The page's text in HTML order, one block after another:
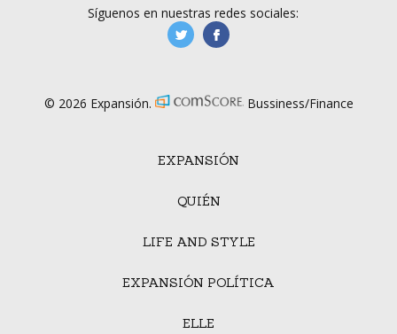
EXPANSIÓN
QUIÉN
LIFE AND STYLE
EXPANSIÓN POLÍTICA
ELLE
Síguenos en nuestras redes sociales:
manufacturaGE
© 2026 Expansión. Bussiness/Finance